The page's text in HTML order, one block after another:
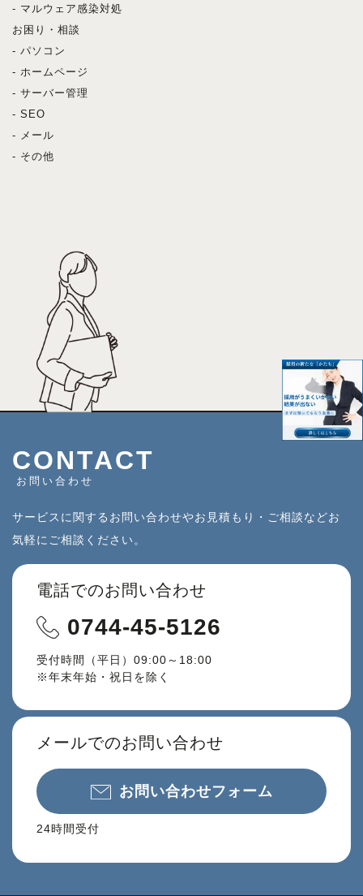
- マルウェア感染対処
お困り・相談
- パソコン
- ホームページ
- サーバー管理
- SEO
- メール
- その他
CONTACT
お問い合わせ
サービスに関するお問い合わせやお見積もり・ご相談などお
気軽にご相談ください。
電話でのお問い合わせ
0744-45-5126
受付時間（平日）09:00～18:00
※年末年始・祝日を除く
メールでのお問い合わせ
お問い合わせフォーム
24時間受付